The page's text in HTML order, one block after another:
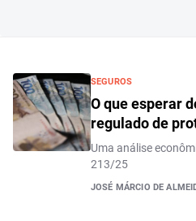
SEGUROS
O que esperar
regulado de
Uma análise
213/25
JOSÉ MÁRCIO DE